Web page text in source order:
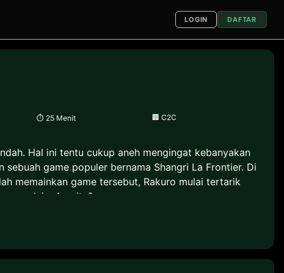
LOGIN DAFTAR
⏱ 25 Menit 🏢C2C
Hal ini tentu cukup aneh mengingat kebanyakan
game populer bernama Shangri La Frontier. Di
memainkan game tersebut, Rakuro mulai tertarik
lain. Apa itu?